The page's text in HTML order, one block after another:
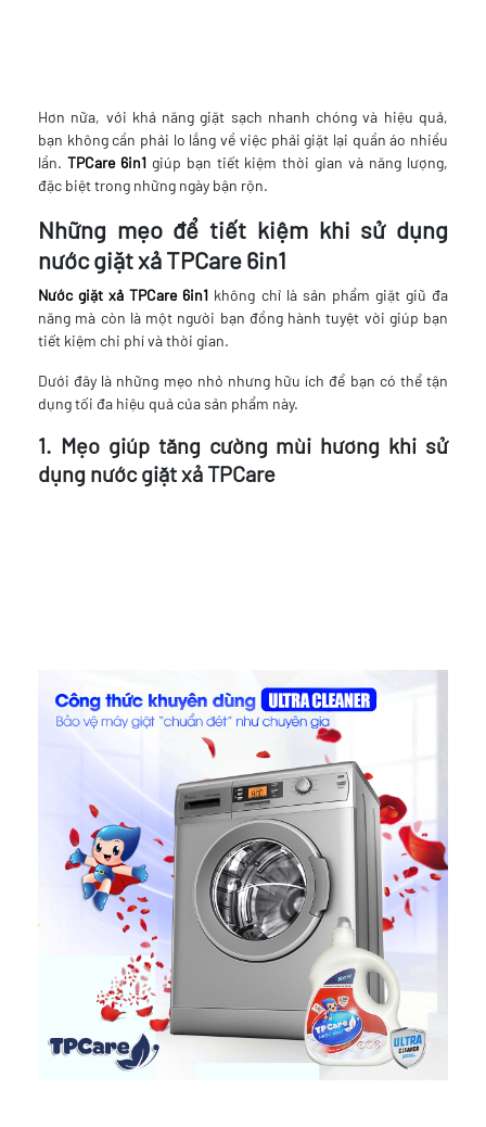
Hơn nữa, với khả năng giặt sạch nhanh chóng và hiệu quả,
bạn không cần phải lo lắng về việc phải giặt lại quần áo nhiều
lần. TPCare 6in1giúp bạn tiết kiệm thời gian và năng lượng,
đặc biệt trong những ngày bận rộn.
Những mẹo để tiết kiệm khi sử dụng
nước giặt xả TPCare 6in1
Nước giặt xả TPCare 6in1 không chỉ là sản phẩm giặt giũ đa
năng mà còn là một người bạn đồng hành tuyệt vời giúp bạn
tiết kiệm chi phí và thời gian.
Dưới đây là những mẹo nhỏ nhưng hữu ích để bạn có thể tận
dụng tối đa hiệu quả của sản phẩm này.
1. Mẹo giúp tăng cường mùi hương khi sử
dụng nước giặt xả TPCare